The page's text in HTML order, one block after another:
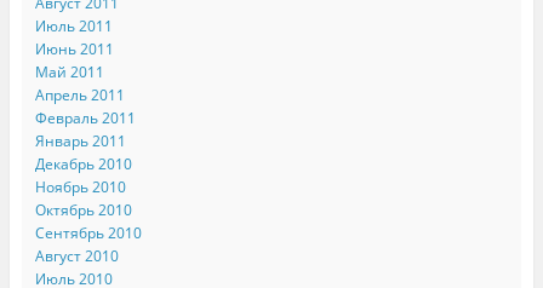
Июль 2011
Июнь 2011
Май 2011
Апрель 2011
Февраль 2011
Январь 2011
Декабрь 2010
Ноябрь 2010
Октябрь 2010
Сентябрь 2010
Август 2010
Июль 2010